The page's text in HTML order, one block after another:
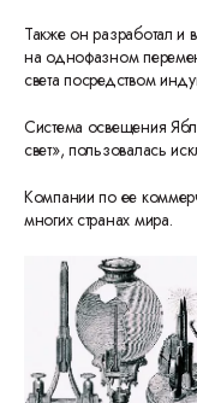
Также он разработал и
на однофазном
света посредством
Система освещения
свет», пользовалась
Компании по ее
многих странах мира.